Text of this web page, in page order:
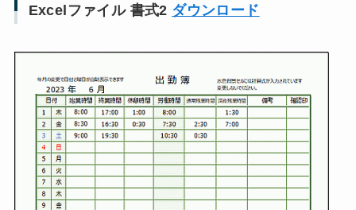
Excelファイル 書式2 ダウンロード